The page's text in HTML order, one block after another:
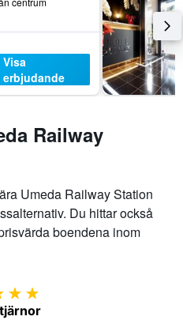
Visa
erbjudande
Railway
Umeda Railway Station
Du hittar också
boendena inom
4 stjärnor